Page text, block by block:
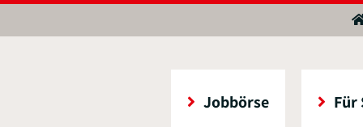
Jobbörse Für